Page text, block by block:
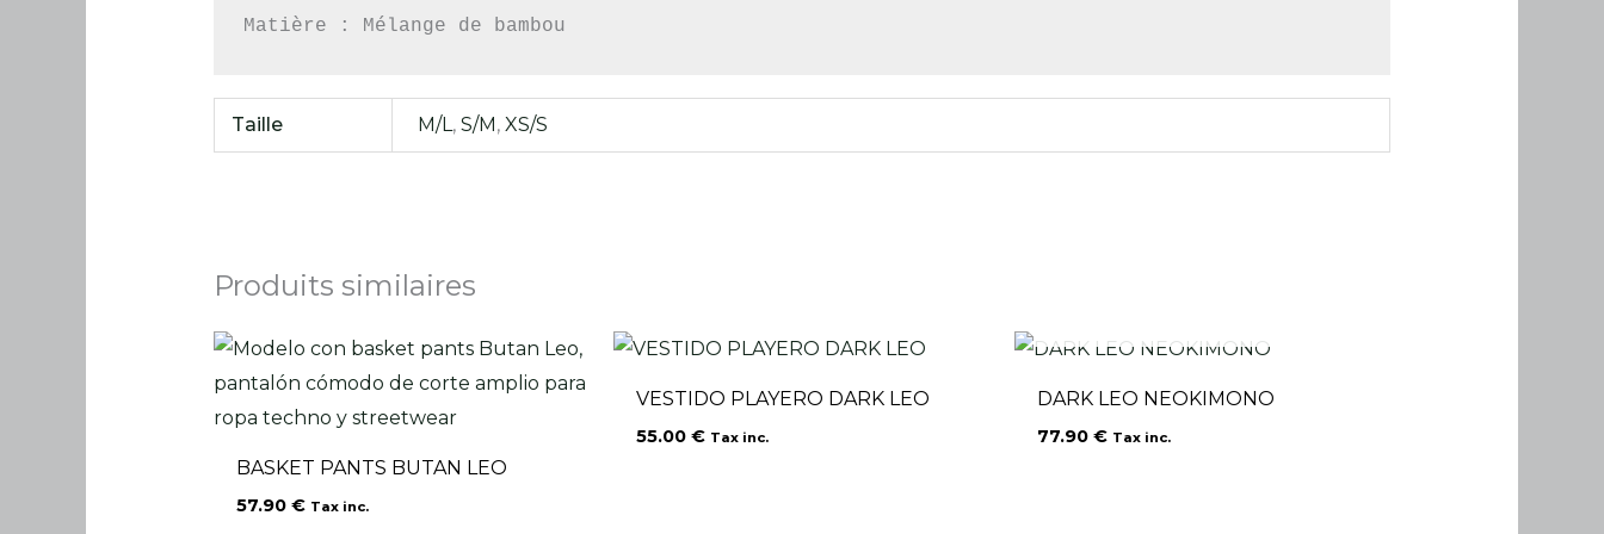
Matière : Mélange de bambou
Taille M/L ,S/M,XS/S
Produits similaires
BASKET PANTS BUTAN LEO
57.90 € Tax inc.
VESTIDO PLAYERO DARK LEO
55.00€ Tax inc.
DARK LEO NEOKIMONO
77.90 € Tax inc.